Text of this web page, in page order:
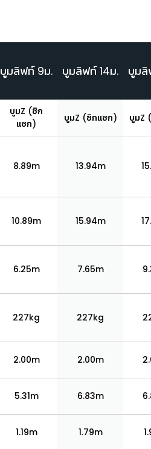
บูมลิฟท์ 9ม. บูมลิฟท์ 14ม. บูมลิ
บูมZ (ซิก
แซก)
บูมZ (ซิกแซก) บูมZ
8.89m 13.94m
10.89m 15.94m
6.25m 7.65m
227kg 227kg
2.00m 2.00m
5.31m 6.83m
1.19m 1.79m